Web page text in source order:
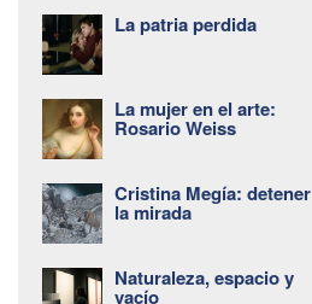
La patria perdida
La mujer en el arte:
Rosario Weiss
Cristina Megía: detener
la mirada
Naturaleza, espacio y
vacío